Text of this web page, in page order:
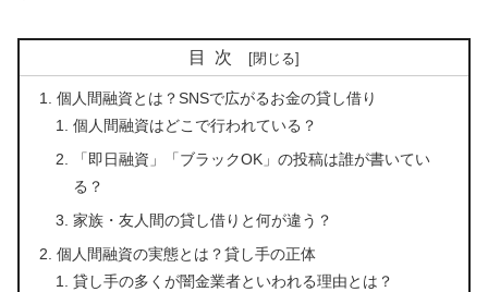
目次
個人間融資とは？SNSで広がるお金の貸し借り
個人間融資はどこで行われている？
「即日融資」「ブラックOK」の投稿は誰が書いてい
る？
家族・友人間の貸し借りと何が違う？
個人間融資の実態とは？貸し手の正体
貸し手の多くが闇金業者といわれる理由とは？